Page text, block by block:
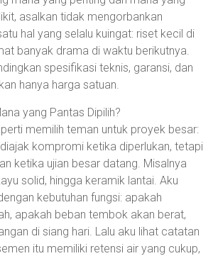
asalkan tidak mengorbankan
hal yang selalu kuingat: riset kecil di
banyak drama di waktu berikutnya.
spesifikasi teknis, garansi, dan
hanya harga satuan.
yang Pantas Dipilih?
memilih teman untuk proyek besar:
kompromi ketika diperlukan, tetapi
ketika ujian besar datang. Misalnya
solid, hingga keramik lantai. Aku
kebutuhan fungsi: apakah
apakah beban tembok akan berat,
di siang hari. Lalu aku lihat catatan
itu memiliki retensi air yang cukup,